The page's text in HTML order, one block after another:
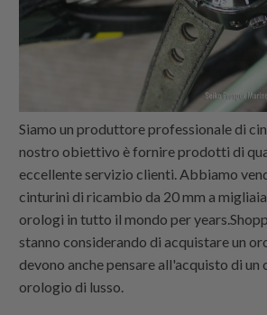
Siamo un produttore professionale di
nostro obiettivo è fornire prodotti di
eccellente servizio clienti. Abbiamo
cinturini di ricambio da 20 mm a
orologi in tutto il mondo per
stanno considerando di acquistare un
devono anche pensare all'acquisto di un
orologio di lusso.